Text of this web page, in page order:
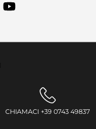
CHIAMACI +39 0743 49837